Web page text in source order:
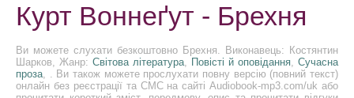
Курт Воннеґут - Брехня
Ви можете слухати безкоштовно Брехня. Виконавець: Костянтин
Шарков, Жанр: Світова література, Повісті й оповідання, Сучасна
проза, . Ви також можете прослухати повну версію (повний текст)
онлайн без реєстрації та СМС на сайті Audiobook-mp3.com/uk або